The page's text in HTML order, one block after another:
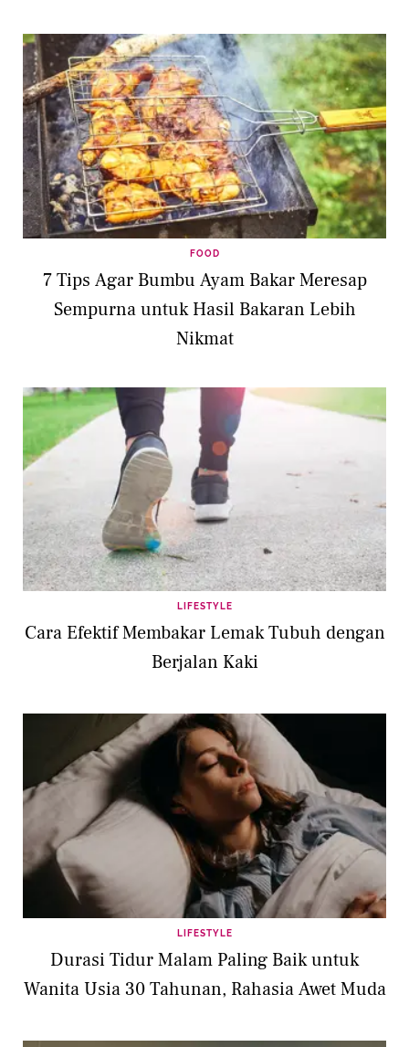
FOOD
7 Tips Agar Bumbu Ayam Bakar Meresap
Sempurna untuk Hasil Bakaran Lebih
Nikmat
LIFESTYLE
Cara Efektif Membakar Lemak Tubuh dengan
Berjalan Kaki
LIFESTYLE
Durasi Tidur Malam Paling Baik untuk
Wanita Usia 30 Tahunan, Rahasia Awet Muda